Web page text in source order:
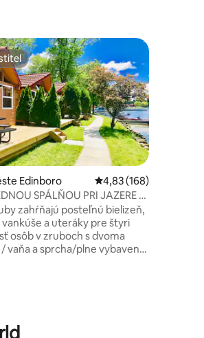
5 z 5, počet hodnotení: 50
Edinboro Priemerné
4,83 (168)
SPÁLŇOU PRI JAZERE [1.
zahŕňajú posteľnú bielizeň,
a uteráky pre štyri
osôb v zruboch s dvoma
vaňa a sprcha/plne vybavená
klimatizácia /